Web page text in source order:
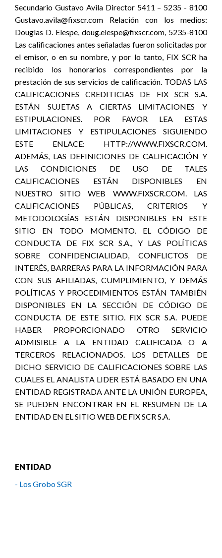
Secundario Gustavo Avila Director 5411 – 5235 - 8100
Gustavo.avila@fixscr.com Relación con los medios:
Douglas D. Elespe, doug.elespe@fixscr.com, 5235-8100
Las calificaciones antes señaladas fueron solicitadas por
el emisor, o en su nombre, y por lo tanto, FIX SCR ha
recibido los honorarios correspondientes por la
prestación de sus servicios de calificación. TODAS LAS
CALIFICACIONES CREDITICIAS DE FIX SCR S.A.
ESTÁN SUJETAS A CIERTAS LIMITACIONES Y
ESTIPULACIONES. POR FAVOR LEA ESTAS
LIMITACIONES Y ESTIPULACIONES SIGUIENDO
ESTE ENLACE: HTTP://WWW.FIXSCR.COM.
ADEMÁS, LAS DEFINICIONES DE CALIFICACIÓN Y
LAS CONDICIONES DE USO DE TALES
CALIFICACIONES ESTÁN DISPONIBLES EN
NUESTRO SITIO WEB WWW.FIXSCR.COM. LAS
CALIFICACIONES PÚBLICAS, CRITERIOS Y
METODOLOGÍAS ESTÁN DISPONIBLES EN ESTE
SITIO EN TODO MOMENTO. EL CÓDIGO DE
CONDUCTA DE FIX SCR S.A., Y LAS POLÍTICAS
SOBRE CONFIDENCIALIDAD, CONFLICTOS DE
INTERÉS, BARRERAS PARA LA INFORMACIÓN PARA
CON SUS AFILIADAS, CUMPLIMIENTO, Y DEMÁS
POLÍTICAS Y PROCEDIMIENTOS ESTÁN TAMBIÉN
DISPONIBLES EN LA SECCIÓN DE CÓDIGO DE
CONDUCTA DE ESTE SITIO. FIX SCR S.A. PUEDE
HABER PROPORCIONADO OTRO SERVICIO
ADMISIBLE A LA ENTIDAD CALIFICADA O A
TERCEROS RELACIONADOS. LOS DETALLES DE
DICHO SERVICIO DE CALIFICACIONES SOBRE LAS
CUALES EL ANALISTA LIDER ESTÁ BASADO EN UNA
ENTIDAD REGISTRADA ANTE LA UNIÓN EUROPEA,
SE PUEDEN ENCONTRAR EN EL RESUMEN DE LA
ENTIDAD EN EL SITIO WEB DE FIX SCR S.A.
ENTIDAD
- Los Grobo SGR